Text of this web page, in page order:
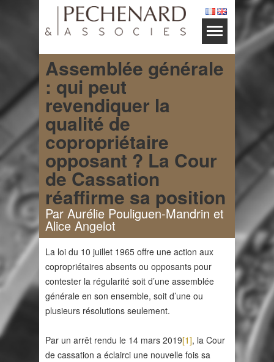
Assemblée générale
: qui peut
revendiquer la
qualité de
copropriétaire
opposant ? La Cour
de Cassation
réaffirme sa position
Par Aurélie Pouliguen-Mandrin et
Alice Angelot
La loi du 10 juillet 1965 offre une action aux
copropriétaires absents ou opposants pour
contester la régularité soit d’une assemblée
générale en son ensemble, soit d’une ou
plusieurs résolutions seulement.
Par un arrêt rendu le 14 mars 2019[1], la Cour
de cassation a éclairci une nouvelle fois sa